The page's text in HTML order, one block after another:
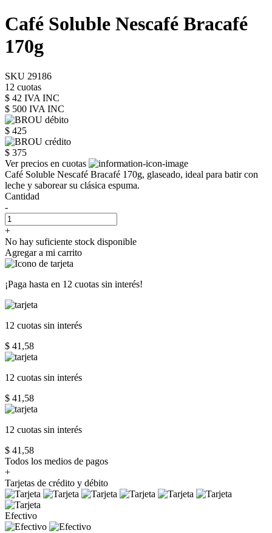
Café Soluble Nescafé Bracafé
170g
SKU 29186
12 cuotas
$ 42 IVA INC
$ 500 IVA INC
$ 425
$ 375
Ver precios en cuotas
Café Soluble Nescafé Bracafé 170g, glaseado, ideal para batir con
leche y saborear su clásica espuma.
Cantidad
-
+
No hay suficiente stock disponible
Agregar a mi carrito
¡Paga hasta en 12 cuotas sin interés!
12 cuotas sin interés
$ 41,58
12 cuotas sin interés
$ 41,58
12 cuotas sin interés
$ 41,58
Todos los medios de pagos
+
Tarjetas de crédito y débito
Efectivo